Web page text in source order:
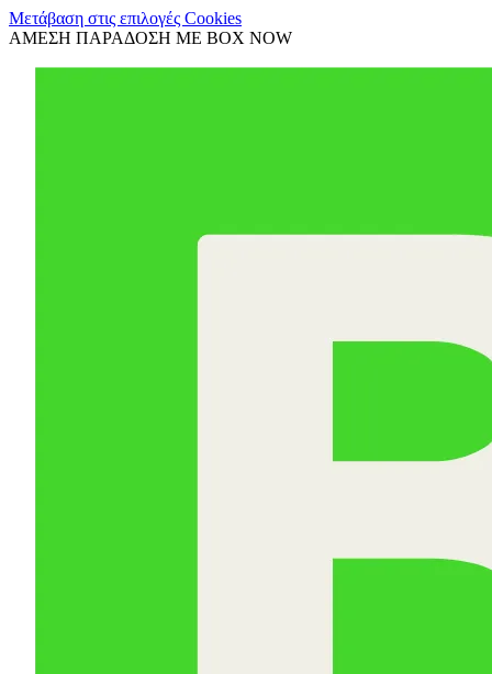
Μετάβαση στις επιλογές Cookies
ΑΜΕΣΗ ΠΑΡΑΔΟΣΗ ΜΕ BOX NOW